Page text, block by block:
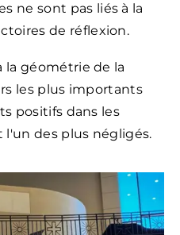
ne sont pas liés à la
de réflexion.
la géométrie de la
les plus importants
positifs dans les
des plus négligés.